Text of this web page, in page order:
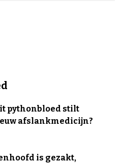
pythonbloed stilt
afslankmedicijn?
is gezakt,